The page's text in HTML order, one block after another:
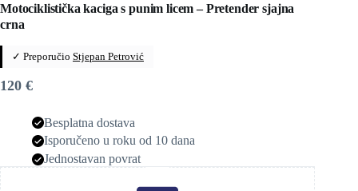
Motociklistička kaciga s punim licem – Pretender sjajna
crna
✓ Preporučio Stjepan Petrović
120 €
Besplatna dostava
Isporučeno u roku od 10 dana
Jednostavan povrat